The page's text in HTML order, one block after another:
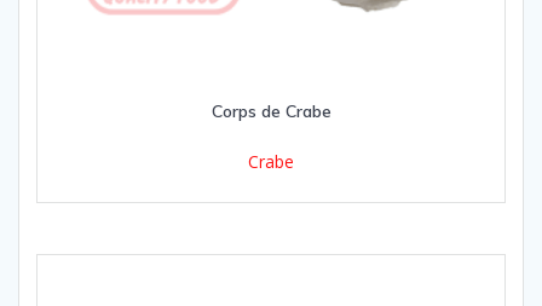
Corps de Crabe
Crabe